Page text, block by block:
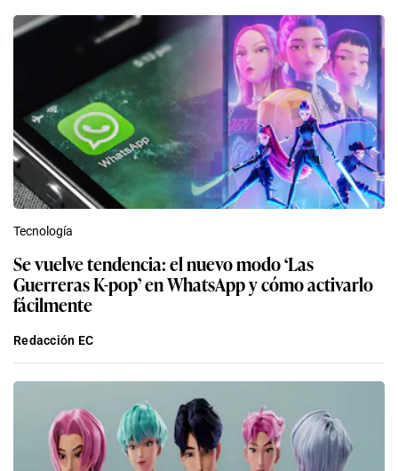
Tecnología
Se vuelve tendencia: el nuevo modo ‘Las
Guerreras K-pop’ en WhatsApp y cómo activarlo
fácilmente
Redacción EC